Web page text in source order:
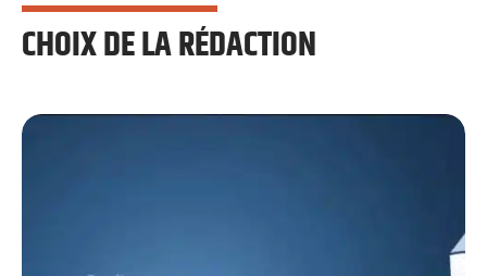
CHOIX DE LA RÉDACTION